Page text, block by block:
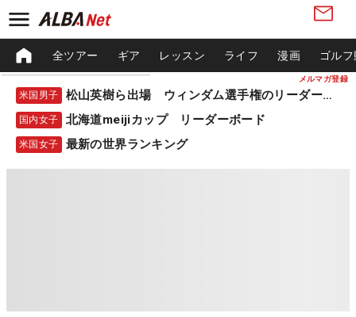
メルマガ登録
全ツアー ギア レッスン ライフ 漫画 ゴル
米国男子 松山英樹ら出場 ウィンダム選手権のリーダーボード
国内女子 北海道meijiカップ リーダーボード
米国女子 最新の世界ランキング